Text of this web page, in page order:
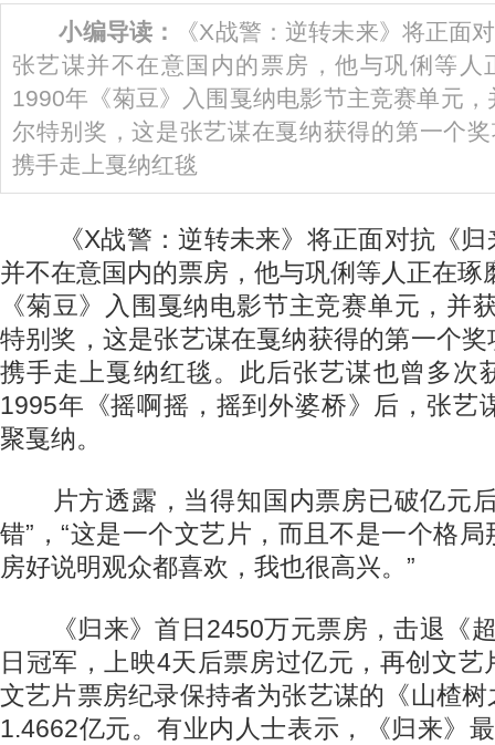
小编导读：
《X战警：逆转未来》将正面
张艺谋并不在意国内的票房，他与巩俐等人
1990年《菊豆》入围戛纳电影节主竞赛单元，
尔特别奖，这是张艺谋在戛纳获得的第一个
携手走上戛纳红毯
《X战警：逆转未来》将正面对抗《归
并不在意国内的票房，他与巩俐等人正在琢
《菊豆》入围戛纳电影节主竞赛单元，并
特别奖，这是张艺谋在戛纳获得的第一个
携手走上戛纳红毯。此后张艺谋也曾多次
1995年《摇啊摇，摇到外婆桥》后，张艺
聚戛纳。
片方透露，当得知国内票房已破亿元后
错”，“这是一个文艺片，而且不是一个格
房好说明观众都喜欢，我也很高兴。”
《归来》首日2450万元票房，击退《
日冠军，上映4天后票房过亿元，再创文
文艺片票房纪录保持者为张艺谋的《山楂
1.4662亿元。有业内人士表示，《归来》